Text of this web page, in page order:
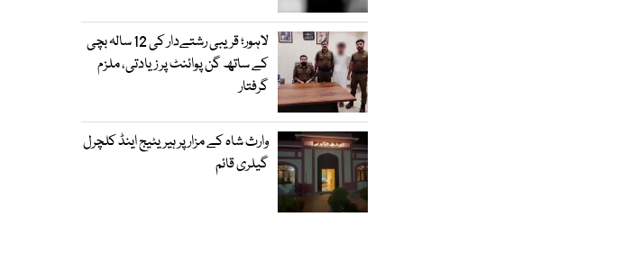
لاہور؛ قریبی رشتےدار کی 12 سالہ بچی
کے ساتھ گن پوائنٹ پر زیادتی، ملزم
گرفتار
وارث شاہ کے مزار پر ہیریٹیج اینڈ کلچرل
گیلری قائم